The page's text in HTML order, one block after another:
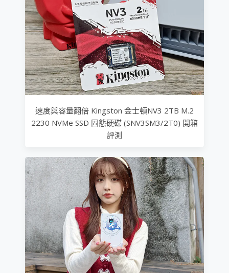
速度與容量翻倍 Kingston 金士頓NV3 2TB M.2
2230 NVMe SSD 固態硬碟 (SNV3SM3/2T0) 開箱
評測